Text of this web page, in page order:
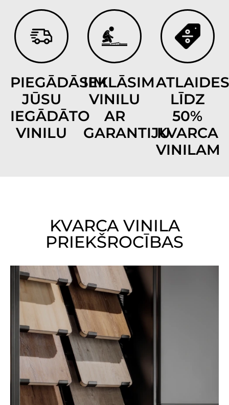
PIEGĀDĀSIM
JŪSU
IEGĀDĀTO
VINILU
IEKLĀSIM
VINILU
AR
GARANTIJU
LĪDZ
50%
KVARCA
VINILAM
KVARCA VINILA
PRIEKŠROCĪBAS